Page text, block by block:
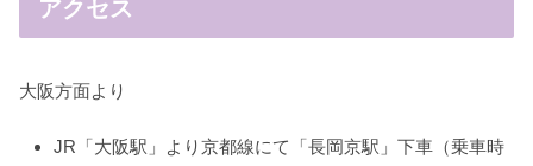
アクセス
大阪方面より
JR「大阪駅」より京都線にて「長岡京駅」下車（乗車時